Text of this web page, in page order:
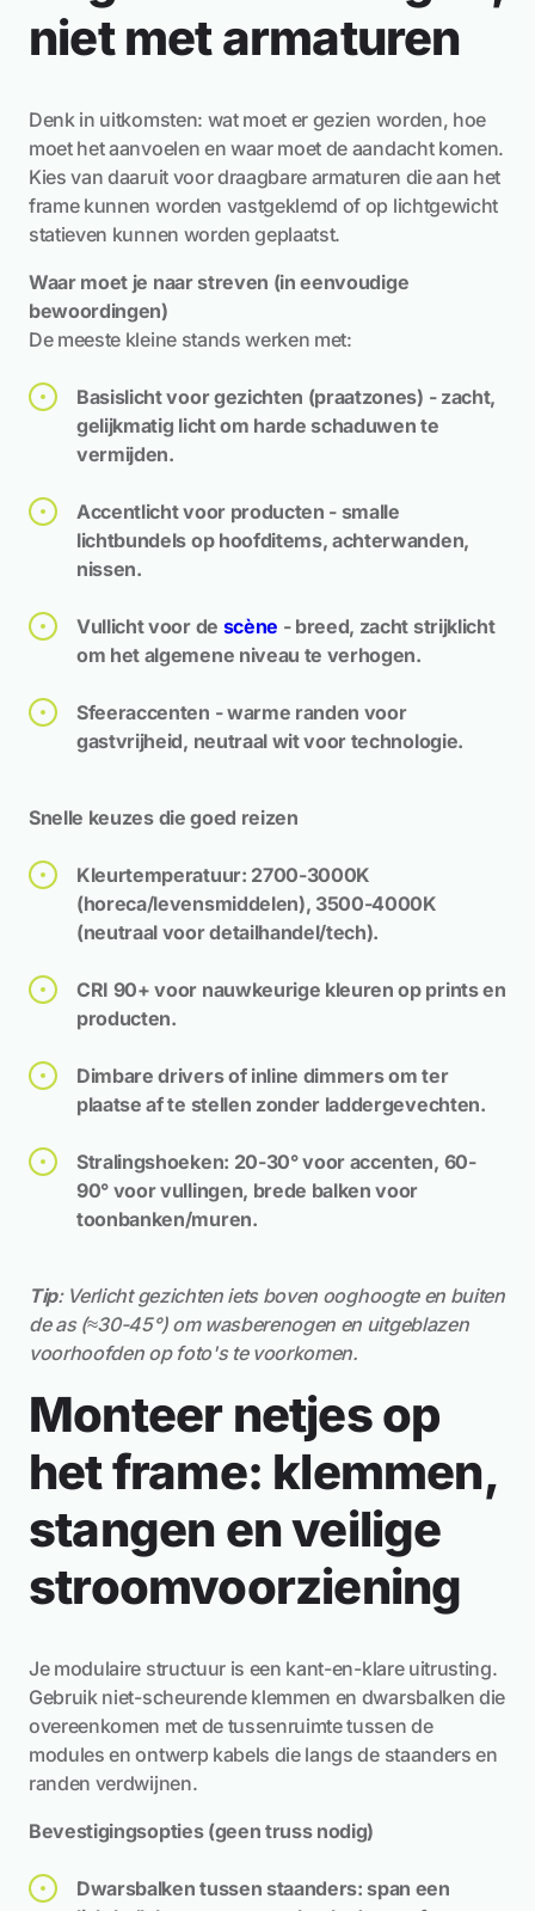
niet met armaturen
Denk in uitkomsten: wat moet er gezien worden, hoe
moet het aanvoelen en waar moet de aandacht komen.
Kies van daaruit voor draagbare armaturen die aan het
frame kunnen worden vastgeklemd of op lichtgewicht
statieven kunnen worden geplaatst.
Waar moet je naar streven (in eenvoudige
bewoordingen)
De meeste kleine stands werken met:
Basislicht voor gezichten (praatzones) - zacht,
gelijkmatig licht om harde schaduwen te
vermijden.
Accentlicht voor producten - smalle
lichtbundels op hoofditems, achterwanden,
nissen.
Vullicht voor de scène - breed, zacht strijklicht
om het algemene niveau te verhogen.
Sfeeraccenten - warme randen voor
gastvrijheid, neutraal wit voor technologie.
Snelle keuzes die goed reizen
Kleurtemperatuur: 2700-3000K
(horeca/levensmiddelen), 3500-4000K
(neutraal voor detailhandel/tech).
CRI 90+ voor nauwkeurige kleuren op prints en
producten.
Dimbare drivers of inline dimmers om ter
plaatse af te stellen zonder laddergevechten.
Stralingshoeken: 20-30° voor accenten, 60-
90° voor vullingen, brede balken voor
toonbanken/muren.
Tip: Verlicht gezichten iets boven ooghoogte en buiten
de as (≈30-45°) om wasberenogen en uitgeblazen
voorhoofden op foto's te voorkomen.
Monteer netjes op
het frame: klemmen,
stangen en veilige
stroomvoorziening
Je modulaire structuur is een kant-en-klare uitrusting.
Gebruik niet-scheurende klemmen en dwarsbalken die
overeenkomen met de tussenruimte tussen de
modules en ontwerp kabels die langs de staanders en
randen verdwijnen.
Bevestigingsopties (geen truss nodig)
Dwarsbalken tussen staanders: span een